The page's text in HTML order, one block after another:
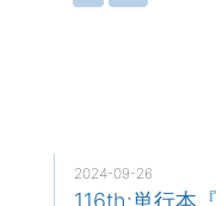
2024-09-26